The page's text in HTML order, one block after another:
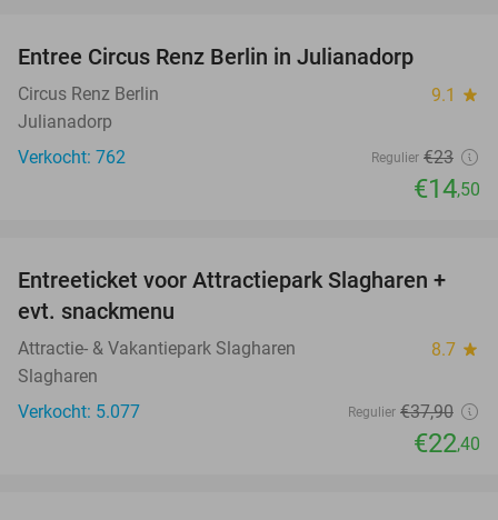
Entree Circus Renz Berlin in Julianadorp
Circus Renz Berlin 9.1 star
Julianadorp
Verkocht: 762
Regulier €23
€14,50
41%
Entreeticket voor Attractiepark Slagharen +
evt. snackmenu
Attractie- & Vakantiepark Slagharen 8.7 star
Slagharen
Verkocht: 5.077
Regulier €37,90
€22,40